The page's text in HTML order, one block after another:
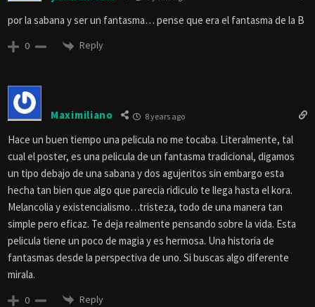
por la sabana y ser un fantasma… pense que era el fantasma de la B
0 Reply
Maximiliano 8 years ago
Hace un buen tiempo una pelicula no me tocaba. Literalmente, tal
cual el poster, es una pelicula de un fantasma tradicional, digamos
un tipo debajo de una sabana y dos agujeritos sin embargo esta
hecha tan bien que algo que parecia ridiculo te llega hasta el kora.
Melancolia y existencialismo…tristeza, todo de una manera tan
simple pero eficaz. Te deja realmente pensando sobre la vida. Esta
pelicula tiene un poco de magia y es hermosa. Una historia de
fantasmas desde la perspectiva de uno. Si buscas algo diferente
mirala.
0 Reply